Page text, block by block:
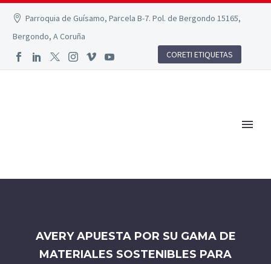
Parroquia de Guísamo, Parcela B-7. Pol. de Bergondo 15165,
Bergondo, A Coruña
CORETI ETIQUETAS
AVERY APUESTA POR SU GAMA DE
MATERIALES SOSTENIBLES PARA